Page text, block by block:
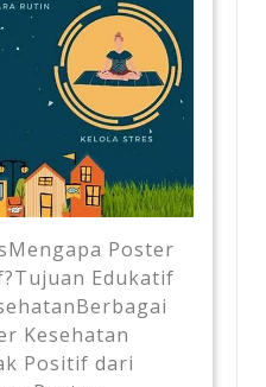
Poster
Edukatif
Kesehatan
Positif dari